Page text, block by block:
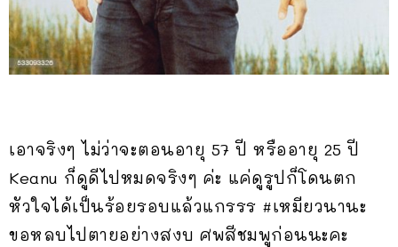
เอาจริงๆ ไม่ว่าจะตอนอายุ 57 ปี หรืออายุ 25 ปี
Keanu ก็ดูดีไปหมดจริงๆ ค่ะ แค่ดูรูปก็โดนตก
หัวใจได้เป็นร้อยรอบแล้วแกรรร #เหมียวนานะ
ขอหลบไปตายอย่างสงบ ศพสีชมพูก่อนนะคะ